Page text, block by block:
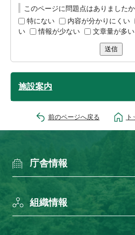
このページに問題点はありました
特にない
内容が分かりにくい
い
情報が少ない 文章量が多い
送信
施設案内
前のページへ戻る
庁舎情報
組織情報